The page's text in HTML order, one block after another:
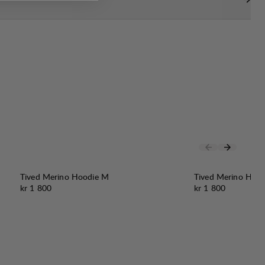
Tived Merino Hoodie M
Pris:
kr 1 800
Tived Merino
Pris:
kr 1 800